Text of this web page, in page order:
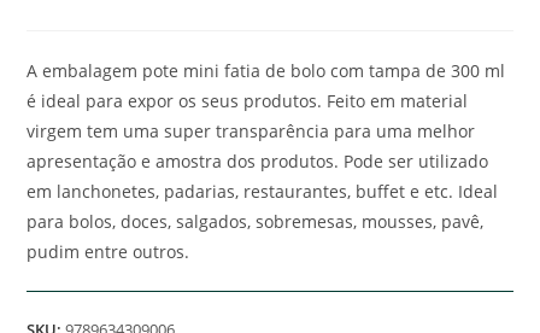
A embalagem pote mini fatia de bolo com tampa de 300 ml
é ideal para expor os seus produtos. Feito em material
virgem tem uma super transparência para uma melhor
apresentação e amostra dos produtos. Pode ser utilizado
em lanchonetes, padarias, restaurantes, buffet e etc. Ideal
para bolos, doces, salgados, sobremesas, mousses, pavê,
pudim entre outros.